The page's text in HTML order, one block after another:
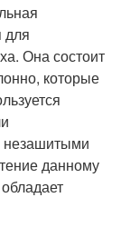
для
Она состоит
которые
незашитыми
данному